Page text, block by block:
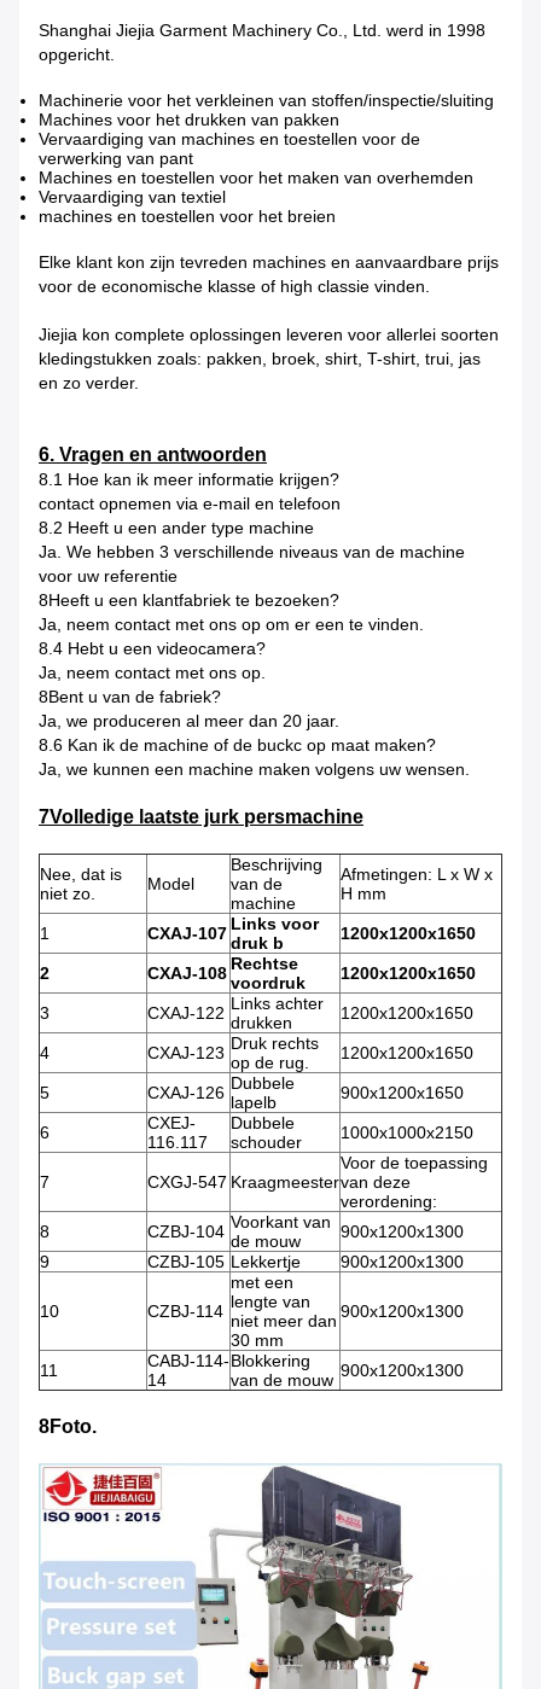
Shanghai Jiejia Garment Machinery Co., Ltd. werd in 1998
opgericht.
Machinerie voor het verkleinen van stoffen/inspectie/sluiting
Machines voor het drukken van pakken
Vervaardiging van machines en toestellen voor de
verwerking van pant
Machines en toestellen voor het maken van overhemden
Vervaardiging van textiel
machines en toestellen voor het breien
Elke klant kon zijn tevreden machines en aanvaardbare prijs
voor de economische klasse of high classie vinden.
Jiejia kon complete oplossingen leveren voor allerlei soorten
kledingstukken zoals: pakken, broek, shirt, T-shirt, trui, jas
en zo verder.
6. Vragen en antwoorden
8.1 Hoe kan ik meer informatie krijgen?
contact opnemen via e-mail en telefoon
8.2 Heeft u een ander type machine
Ja. We hebben 3 verschillende niveaus van de machine
voor uw referentie
8Heeft u een klantfabriek te bezoeken?
Ja, neem contact met ons op om er een te vinden.
8.4 Hebt u een videocamera?
Ja, neem contact met ons op.
8Bent u van de fabriek?
Ja, we produceren al meer dan 20 jaar.
8.6 Kan ik de machine of de buckc op maat maken?
Ja, we kunnen een machine maken volgens uw wensen.
7Volledige laatste jurk persmachine
Nee, dat is
niet zo.
Model
Beschrijving
van de
machine
Afmetingen: L x W x
H mm
1 CXAJ-107 Links voor
druk b
1200x1200x1650
2 CXAJ-108 Rechtse
voordruk
1200x1200x1650
3 CXAJ-122 Links achter
drukken
1200x1200x1650
4 CXAJ-123 Druk rechts
op de rug.
1200x1200x1650
5 CXAJ-126 Dubbele
lapelb
900x1200x1650
6
CXEJ-
116.117
Dubbele
schouder
1000x1000x2150
7 CXGJ-547 Kraagmeester
Voor de toepassing
van deze
verordening:
8
CZBJ-104 Voorkant van
de mouw
900x1200x1300
9
CZBJ-105 Lekkertje 900x1200x1300
10 CZBJ-114
met een
lengte van
niet meer dan
30 mm
900x1200x1300
11
CABJ-114-
14
Blokkering
van de mouw 900x1200x1300
8Foto.